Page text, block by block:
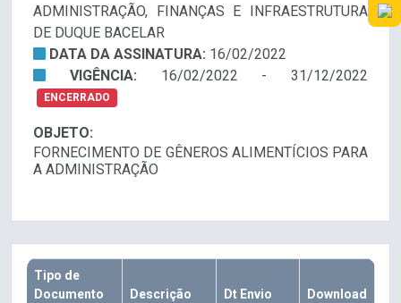
ADMINISTRAÇÃO, FINANÇAS E INFRAESTRUTURA
DE DUQUE BACELAR
DATA DA ASSINATURA: 16/02/2022
VIGÊNCIA: 16/02/2022 - 31/12/2022
ENCERRADO
OBJETO:
FORNECIMENTO DE GÊNEROS ALIMENTÍCIOS PARA
A ADMINISTRAÇÃO
Tipo de
Documento
Descrição Dt Envio Download